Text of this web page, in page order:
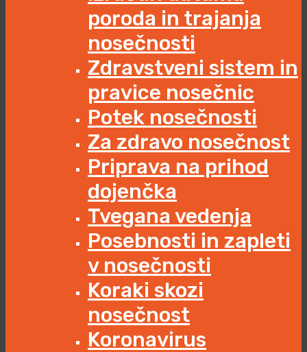
poroda in trajanja
nosečnosti
Zdravstveni sistem in
pravice nosečnic
Potek nosečnosti
Za zdravo nosečnost
Priprava na prihod
dojenčka
Tvegana vedenja
Posebnosti in zapleti
v nosečnosti
Koraki skozi
nosečnost
Koronavirus